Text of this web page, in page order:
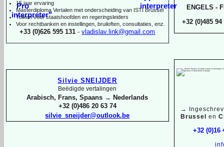
ENGELS -
+32 (0)485 94
→
Brussel
en
+32 (0)16
15 jaar ervaring
Masterdiploma Vertalen met onderscheiding van ISTI Brussel
Tolken voor staatshoofden en regeringsleiders
Voor rechtbanken en instellingen, bruiloften, consultaties, enz.
+33 (0)626 595 131 - vladislav.link@gmail.com
Silvie SNEIJDER
Beëdigde vertalingen
Arabisch, Frans, Spaans → Nederlands
+32 (0)486 20 63 74
silvie_sneijder@outlook.be